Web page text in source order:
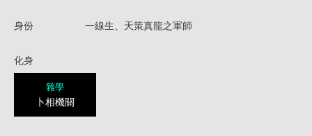
身份 一線生、天策真龍之軍師
化身
雜學
卜相機關